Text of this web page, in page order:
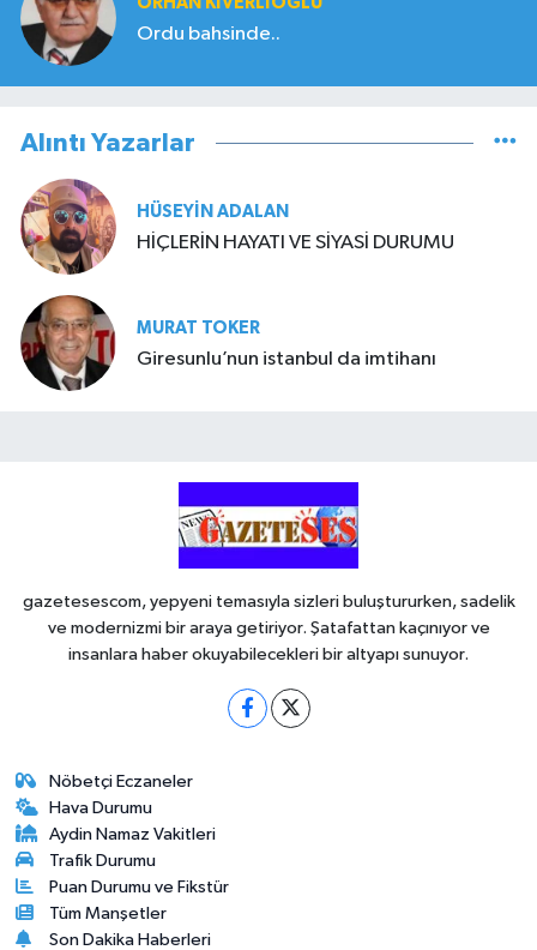
Ordu bahsinde..
Alıntı Yazarlar
HÜSEYIN ADALAN
HİÇLERİN HAYATI VE SİYASİ DURUMU
MURAT TOKER
Giresunlu’nun istanbul da imtihanı
gazetesescom, yepyeni temasıyla sizleri buluştururken, sadelik
ve modernizmi bir araya getiriyor. Şatafattan kaçınıyor ve
insanlara haber okuyabilecekleri bir altyapı sunuyor.
Nöbetçi Eczaneler
Hava Durumu
Aydin Namaz Vakitleri
Trafik Durumu
Puan Durumu ve Fikstür
Tüm Manşetler
Son Dakika Haberleri